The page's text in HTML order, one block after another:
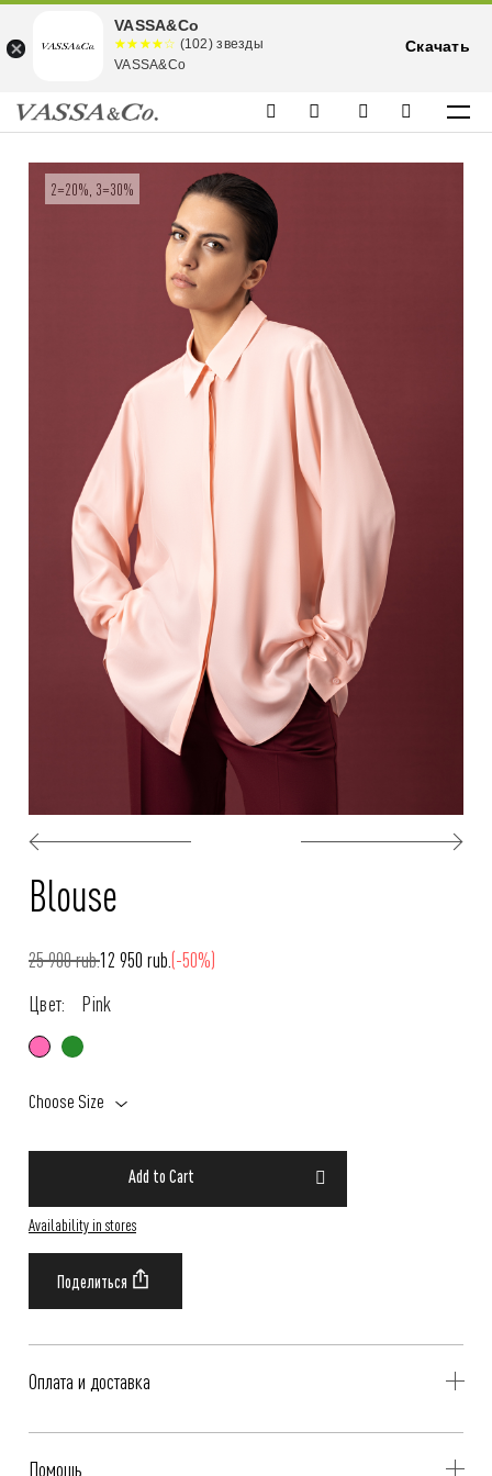
2=20%, 3=30%
Blouse
25 900 rub.12 950 rub.(-50%)
Цвет:
Pink
Choose Size
Add to Cart
Availability in stores
Оплата и доставка
Помощь
VASSA&Co
☆☆☆☆☆
★★★★
★
(102) звезды
VASSA&Co
Скачать